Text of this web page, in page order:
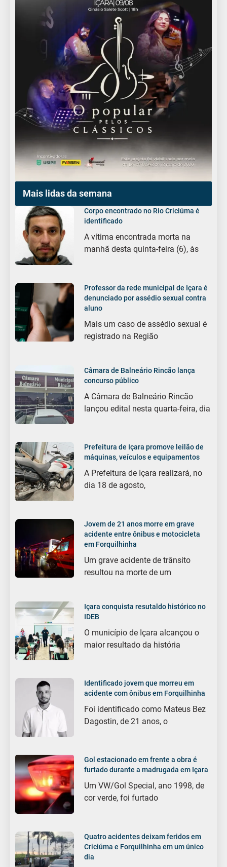
Mais lidas da semana
Corpo encontrado no Rio Criciúma é
identificado
A vítima encontrada morta na
manhã desta quinta-feira (6), às
Professor da rede municipal de Içara é
denunciado por assédio sexual contra
aluno
Mais um caso de assédio sexual é
registrado na Região
Câmara de Balneário Rincão lança
concurso público
A Câmara de Balneário Rincão
lançou edital nesta quarta-feira, dia
Prefeitura de Içara promove leilão de
máquinas, veículos e equipamentos
A Prefeitura de Içara realizará, no
dia 18 de agosto,
Jovem de 21 anos morre em grave
acidente entre ônibus e motocicleta
em Forquilhinha
Um grave acidente de trânsito
resultou na morte de um
Içara conquista resutaldo histórico no
IDEB
O município de Içara alcançou o
maior resultado da história
Identificado jovem que morreu em
acidente com ônibus em Forquilhinha
Foi identificado como Mateus Bez
Dagostin, de 21 anos, o
Gol estacionado em frente a obra é
furtado durante a madrugada em Içara
Um VW/Gol Special, ano 1998, de
cor verde, foi furtado
Quatro acidentes deixam feridos em
Criciúma e Forquilhinha em um único
dia